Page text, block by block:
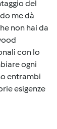
del
me dà
non hai da
con lo
ogni
entrambi
esigenze